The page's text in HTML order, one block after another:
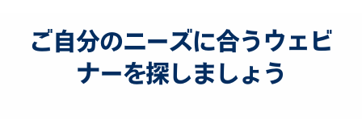
ご自分のニーズに合うウェビ
ナーを探しましょう